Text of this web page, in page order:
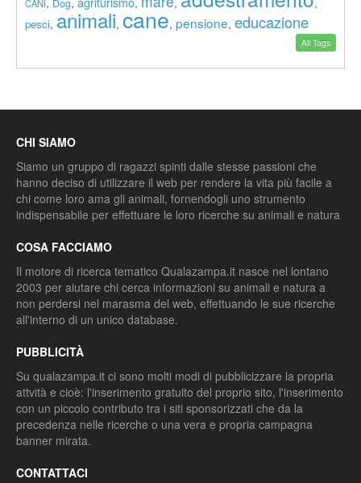
CANI Dog
pesci, animali, cane, pensione, educazione
All Tags
CHI SIAMO
Siamo un gruppo di ragazzi spinti dalle stesse passioni che
hanno deciso di utilizzare il web per rendere la vita più facile a
chi come loro ama gli animali, fornendogli uno strumento
indispensabile per effettuare le loro ricerche su animali e natura
COSA FACCIAMO
Il motore di ricerca tematico Qualazampa.it nasce nel lontano
2003 per aiutare chi cerca informazioni su animali e natura a
non perdersi nel marasma del web, effettuando le sue ricerche
all'interno di un unico database.
PUBBLICITÀ
Su qualazampa.it ci sono molti modi di pubblicizzare la propria
attvità e cioè: l'inserimento gratuito del proprio sito, l'inserimento
con un piccolo contributo tra i siti sponsorizzati che da la
precedenza nelle ricerche o una vera e propria campagna
banner mirata.
CONTATTACI